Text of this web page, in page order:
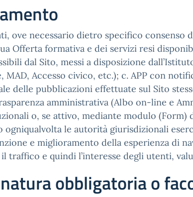
ove necessario dietro specifico consenso
Offerta formativa e dei servizi resi
dal Sito, messi a disposizione
Accesso civico, etc.); c. APP con
delle pubblicazioni effettuate sul Sito
amministrativa (Albo on-line e
o, se attivo, mediante modulo
le autorità giurisdizionali
e miglioramento della esperienza di
traffico e quindi l’interesse degli utenti,
obbligatoria o